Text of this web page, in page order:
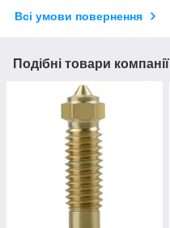
Всі умови повернення
Подібні товари компанії